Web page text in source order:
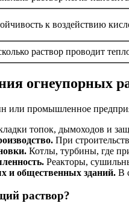
к воздействию
раствор проводит
огнеупорных
или промышленное
топок, дымоходов и
При
Котлы, турбины, где
Реакторы,
и общественных зданий. В
раствор?